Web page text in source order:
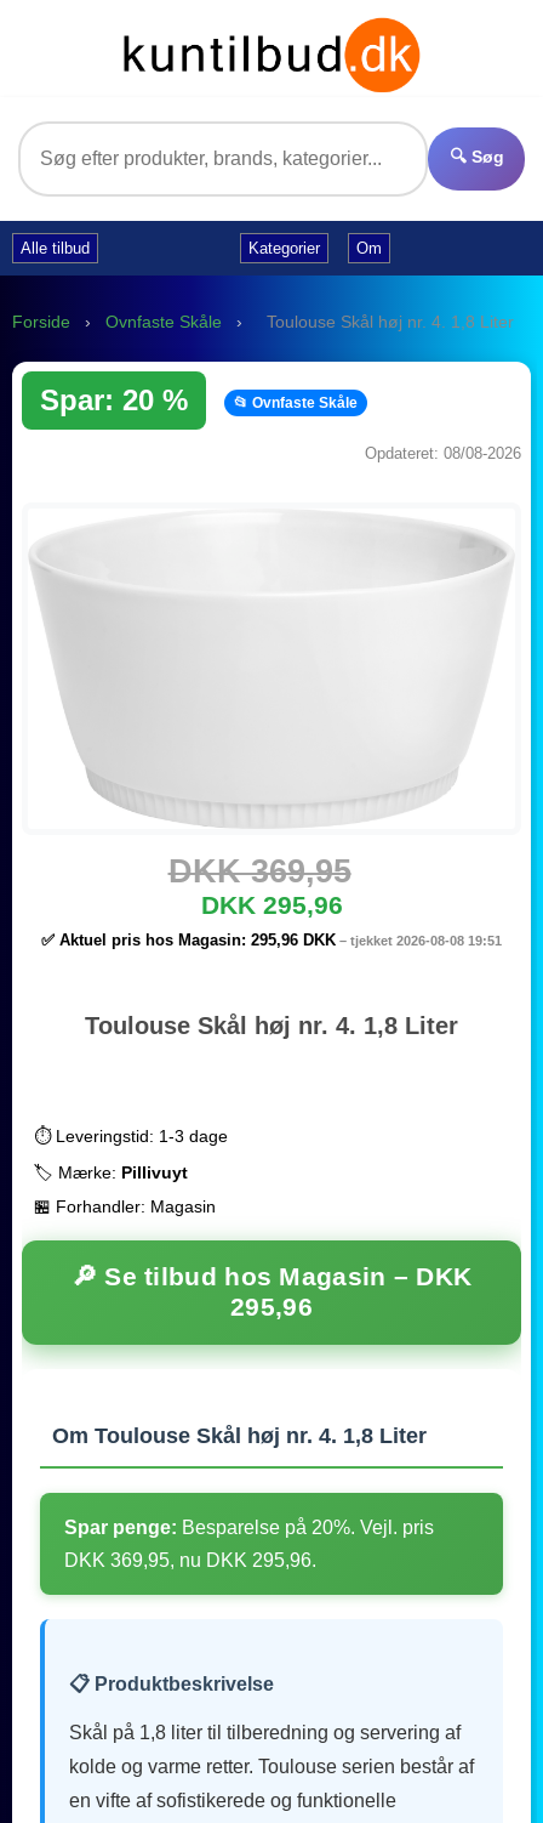
🔍 Søg
Alle tilbud Kategorier Om
Forside › Ovnfaste Skåle › Toulouse Skål høj nr. 4. 1,8 Liter
Spar: 20 % 📂 Ovnfaste Skåle
Opdateret: 08/08-2026
DKK 369,95
DKK 295,96
✅ Aktuel pris hos Magasin: 295,96 DKK – tjekket 2026-08-08 19:51
Toulouse Skål høj nr. 4. 1,8 Liter
⏱️ Leveringstid: 1-3 dage
🏷️ Mærke: Pillivuyt
🏪 Forhandler: Magasin
🔎 Se tilbud hos Magasin – DKK
295,96
Om Toulouse Skål høj nr. 4. 1,8 Liter
Spar penge: Besparelse på 20%. Vejl. pris
DKK 369,95, nu DKK 295,96.
📋 Produktbeskrivelse
Skål på 1,8 liter til tilberedning og servering af
kolde og varme retter. Toulouse serien består af
en vifte af sofistikerede og funktionelle